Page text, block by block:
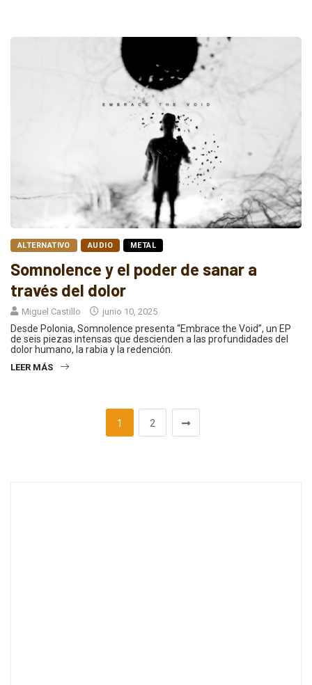
ALTERNATIVO AUDIO METAL
Somnolence y el poder de sanar a
través del dolor
Miguel Castillo junio 10, 2025
Desde Polonia, Somnolence presenta “Embrace the Void”, un EP
de seis piezas intensas que descienden a las profundidades del
dolor humano, la rabia y la redención.
LEER MÁS
1 2